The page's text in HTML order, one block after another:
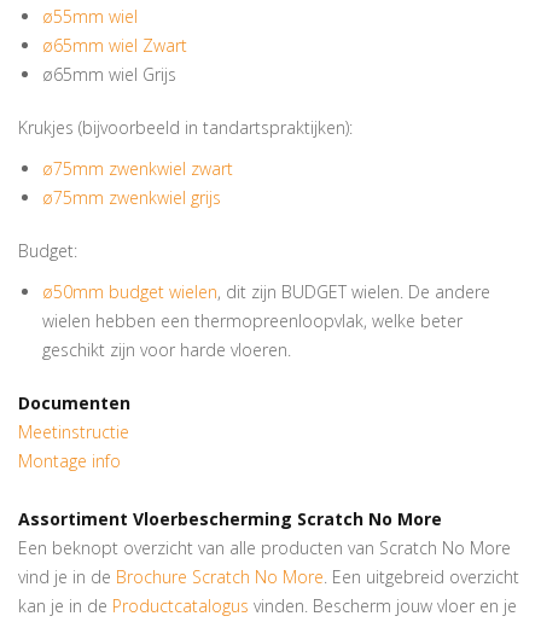
ø55mm wiel
ø65mm wiel Zwart
ø65mm wiel Grijs
Krukjes (bijvoorbeeld in tandartspraktijken):
ø75mm zwenkwiel zwart
ø75mm zwenkwiel grijs
Budget:
ø50mm budget wielen, dit zijn BUDGET wielen. De andere
wielen hebben een thermopreenloopvlak, welke beter
geschikt zijn voor harde vloeren.
Documenten
Meetinstructie
Montage info
Assortiment Vloerbescherming Scratch No More
Een beknopt overzicht van alle producten van Scratch No More
vind je in de Brochure Scratch No More. Een uitgebreid overzicht
kan je in de Productcatalogus vinden. Bescherm jouw vloer en je